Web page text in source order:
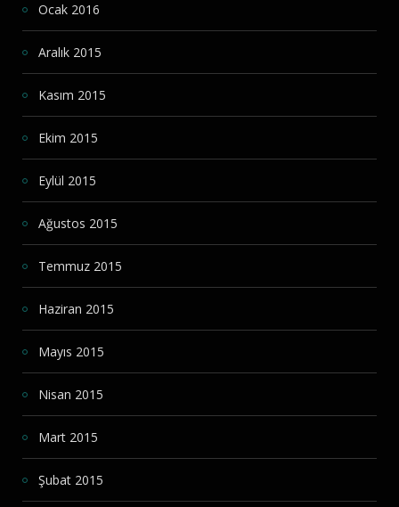
Ocak 2016
Aralık 2015
Kasım 2015
Ekim 2015
Eylül 2015
Ağustos 2015
Temmuz 2015
Haziran 2015
Mayıs 2015
Nisan 2015
Mart 2015
Şubat 2015